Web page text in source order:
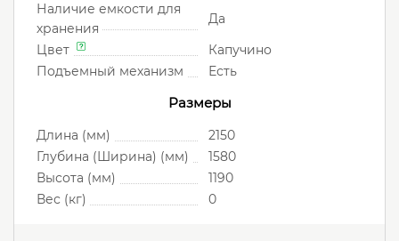
Наличие емкости для
хранения
Да
Цвет
Капучино
Подъемный механизм
Есть
Размеры
Длина (мм)
2150
Глубина (Ширина) (мм)
1580
Высота (мм)
1190
Вес (кг)
0